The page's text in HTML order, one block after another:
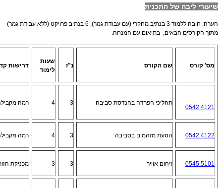
שיעורי ליבה של התכנית
הערה: חובה ללמוד 3 בנתיב מחקרי (עם עבודת גמר), 6 בנתיב פרויקט (ללא עבודת גמר)
מתוך הקורסים הבאים, בתיאום עם המנחה.
מס' קורס שם הקורס נ"ז
שעות
לימוד
דרישות
0542.4121
תהליכי הפרדה בהנדסת סביבה 3
4 רמה
0542.4122 הסעת מזהמים בסביבה 3
4 רמה
0545.5101 זיהום אוויר 3
3 מכניקת